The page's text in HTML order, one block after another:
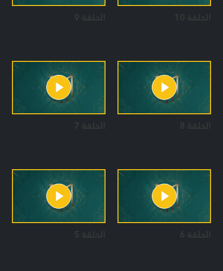
الحلقة 10 الحلقة 9
الحلقة 8 الحلقة 7
الحلقة 6 الحلقة 5